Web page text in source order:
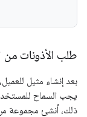
طلب الأذونات
بعد إنشاء مثيل
يجب السماح
ذلك، أنشئ مجموعة من